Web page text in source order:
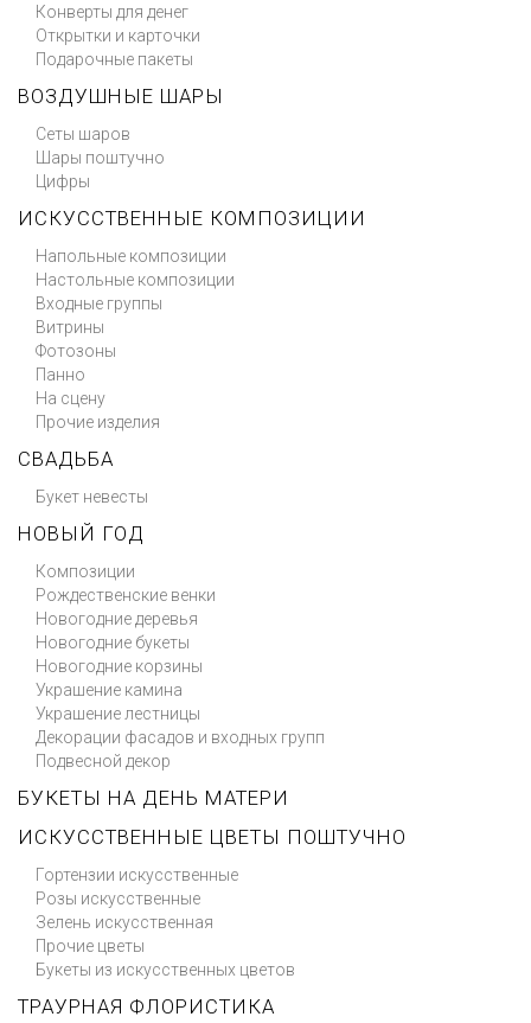
Конверты для денег
Открытки и карточки
Подарочные пакеты
ВОЗДУШНЫЕ ШАРЫ
Сеты шаров
Шары поштучно
Цифры
ИСКУССТВЕННЫЕ КОМПОЗИЦИИ
Напольные композиции
Настольные композиции
Входные группы
Витрины
Фотозоны
Панно
На сцену
Прочие изделия
СВАДЬБА
Букет невесты
НОВЫЙ ГОД
Композиции
Рождественские венки
Новогодние деревья
Новогодние букеты
Новогодние корзины
Украшение камина
Украшение лестницы
Декорации фасадов и входных групп
Подвесной декор
БУКЕТЫ НА ДЕНЬ МАТЕРИ
ИСКУССТВЕННЫЕ ЦВЕТЫ ПОШТУЧНО
Гортензии искусственные
Розы искусственные
Зелень искусственная
Прочие цветы
Букеты из искусственных цветов
ТРАУРНАЯ ФЛОРИСТИКА